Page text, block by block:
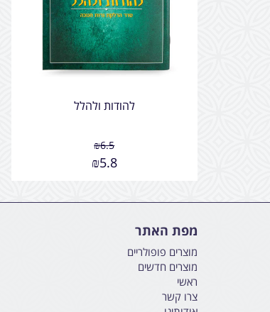
להודות ולהלל
₪6.5
₪5.8
מפת האתר
מוצרים פופולריים
מוצרים חדשים
ראשי
צרו קשר